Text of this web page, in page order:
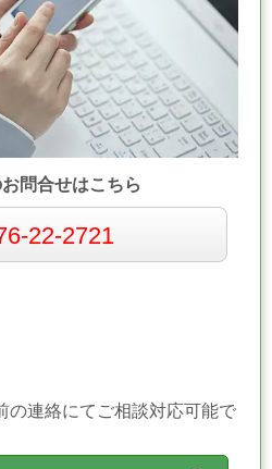
問合せはこちら
22-2721
連絡にてご相談対応可能で